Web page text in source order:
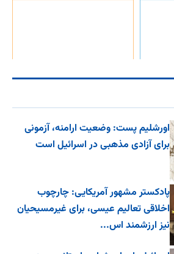
اورشلیم پست: وضعیت ارامنه، آزمونی
برای آزادی مذهبی در اسرائیل است
پادکستر مشهور آمریکایی: چارچوب
اخلاقی تعالیم عیسی، برای غیرمسیحیان
نیز ارزشمند اس...